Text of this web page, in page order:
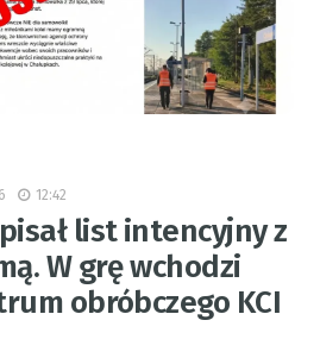
12:42
list intencyjny z
W grę wchodzi
obróbczego KCI